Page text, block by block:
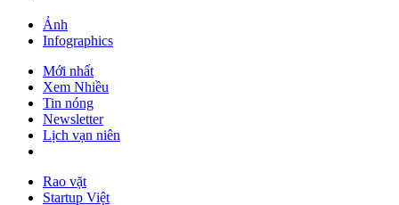
Ảnh
Infographics
Mới nhất
Xem Nhiều
Tin nóng
Newsletter
Lịch vạn niên
Rao vặt
Startup Việt